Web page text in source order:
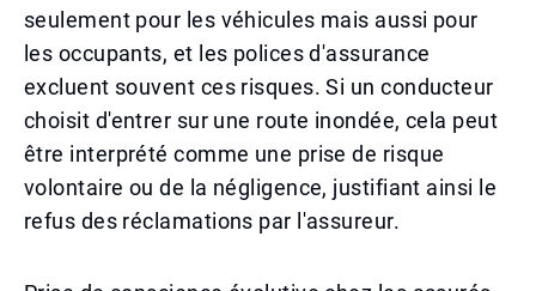
seulement pour les véhicules mais aussi pour
les occupants, et les polices d'assurance
excluent souvent ces risques. Si un conducteur
choisit d'entrer sur une route inondée, cela peut
être interprété comme une prise de risque
volontaire ou de la négligence, justifiant ainsi le
refus des réclamations par l'assureur.